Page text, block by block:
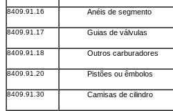
8409.91.16 Anéis de segmento
8409.91.17 Guias de válvulas
8409.91.18 Outros carburadores
8409.91.20 Pistões ou êmbolos
8409.91.30 Camisas de cilindro